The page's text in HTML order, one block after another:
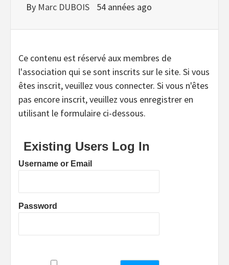
By Marc DUBOIS 54 années ago
Ce contenu est réservé aux membres de
l'association qui se sont inscrits sur le site. Si vous
êtes inscrit, veuillez vous connecter. Si vous n'êtes
pas encore inscrit, veuillez vous enregistrer en
utilisant le formulaire ci-dessous.
Existing Users Log In
Username or Email
Password